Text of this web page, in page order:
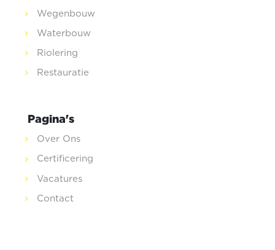
Wegenbouw
Waterbouw
Riolering
Restauratie
Pagina's
Over Ons
Certificering
Vacatures
Contact